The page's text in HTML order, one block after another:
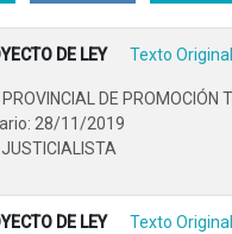
DE LEY Texto Original
DE PROMOCIÓN
28/11/2019
DE LEY Texto Original